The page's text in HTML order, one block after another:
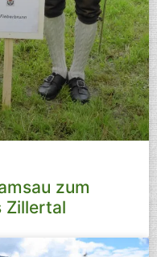
zum
Zillertal